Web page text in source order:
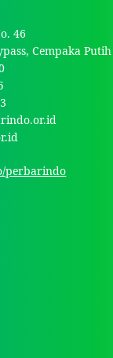
46
Cempaka Putih
perbarindo